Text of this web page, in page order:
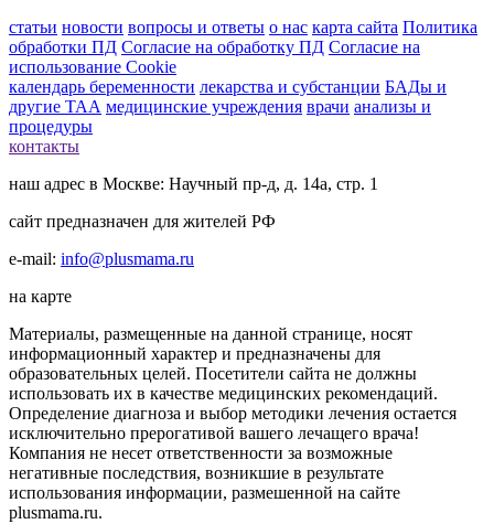
статьи новости вопросы и ответы о нас карта сайта Политика
обработки ПД Согласие на обработку ПД Согласие на
использование Cookie
календарь беременности лекарства и субстанции БАДы и
другие ТАА медицинские учреждения врачи анализы и
процедуры
контакты
наш адрес в Москве: Научный пр-д, д. 14а, стр. 1
сайт предназначен для жителей РФ
e-mail: info@plusmama.ru
на карте
Материалы, размещенные на данной странице, носят
информационный характер и предназначены для
образовательных целей. Посетители сайта не должны
использовать их в качестве медицинских рекомендаций.
Определение диагноза и выбор методики лечения остается
исключительно прерогативой вашего лечащего врача!
Компания не несет ответственности за возможные
негативные последствия, возникшие в результате
использования информации, размешенной на сайте
plusmama.ru.